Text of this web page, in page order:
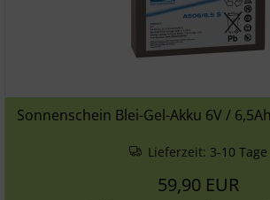
Sonnenschein Blei-Gel-Akku 6V /
Lieferzeit: 3-10 Tage
59,90 EUR